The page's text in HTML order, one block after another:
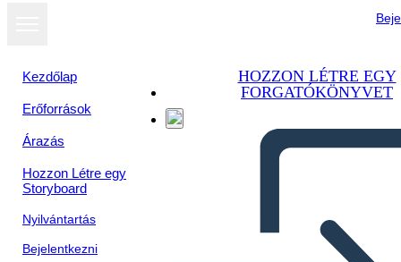
Kezdőlap
Erőforrások
Árazás
Hozzon Létre egy
Storyboard
Nyilvántartás
Bejelentkezni
HOZZON LÉTRE EGY
FORGATÓKÖNYVET
Megtekintés
diavetítésként